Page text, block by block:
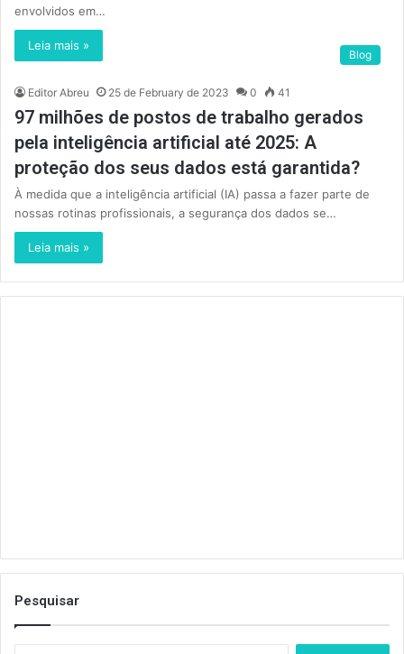
envolvidos em…
Leia mais »
Blog
Editor Abreu 25 de February de 2023 0 41
97 milhões de postos de trabalho gerados
pela inteligência artificial até 2025: A
proteção dos seus dados está garantida?
À medida que a inteligência artificial (IA) passa a fazer parte de
nossas rotinas profissionais, a segurança dos dados se…
Leia mais »
Pesquisar